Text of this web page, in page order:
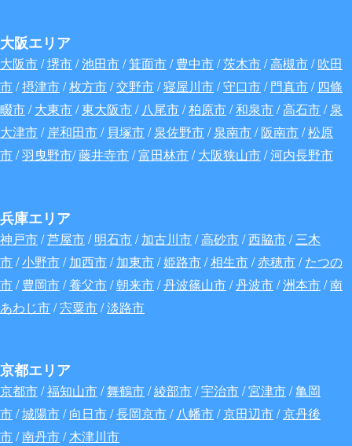
大阪エリア
大阪市/堺市/池田市/箕面市/豊中市/茨木市/高槻市/吹田
市/摂津市/枚方市/交野市/寝屋川市/守口市/門真市/ 四條
畷市/大東市/東大阪市/ 八尾市/柏原市/和泉市/高石市/泉
大津市/ 岸和田市/ 貝塚市/泉佐野市/泉南市/阪南市/松原
市/羽曳野市/藤井寺市/富田林市/大阪狭山市/河内長野市
兵庫エリア
神戸市/芦屋市/明石市/加古川市/高砂市/西脇市/三木
市/小野市/加西市/加東市/姫路市/相生市/赤穂市/たつの
市/豊岡市/養父市/朝来市/丹波篠山市/丹波市/洲本市/南
あわじ市/宍粟市/淡路市
京都エリア
京都市/福知山市/舞鶴市/綾部市/宇治市/宮津市/亀岡
市/城陽市/向日市/長岡京市/ 八幡市/京田辺市/京丹後
市/南丹市/木津川市